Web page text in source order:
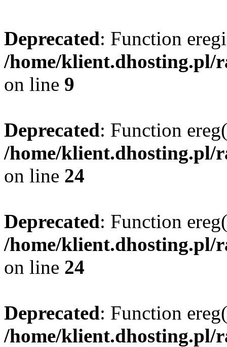
Deprecated: Function
/home/klient.dhosting.pl/
on line 9
Deprecated: Function
/home/klient.dhosting.pl/
on line 24
Deprecated: Function
/home/klient.dhosting.pl/
on line 24
Deprecated: Function
/home/klient.dhosting.pl/